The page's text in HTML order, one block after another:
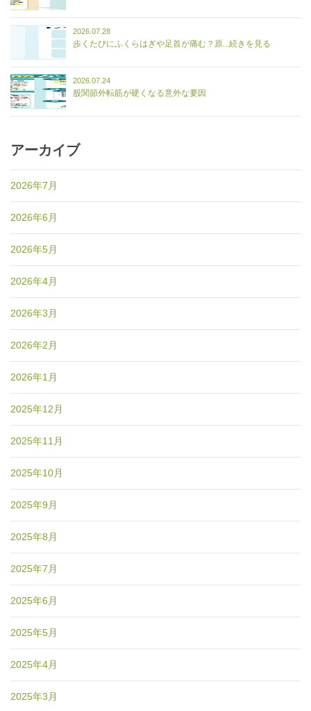
2026.07.28
歩くたびにふくらはぎや足首が痛む？原...続きを見る
2026.07.24
股関節外転筋が硬くなる意外な要因
アーカイブ
2026年7月
2026年6月
2026年5月
2026年4月
2026年3月
2026年2月
2026年1月
2025年12月
2025年11月
2025年10月
2025年9月
2025年8月
2025年7月
2025年6月
2025年5月
2025年4月
2025年3月